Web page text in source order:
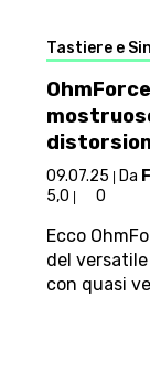
Tastiere e
09.07.25 Da
5,0
0
Ecco
del
con quasi